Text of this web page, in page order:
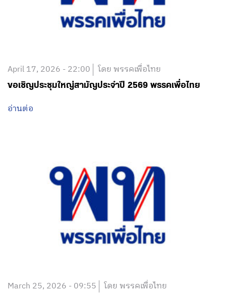
April 17, 2026 - 22:00 โดย พรรคเพื่อไทย
ขอเชิญประชุมใหญ่สามัญประจำปี 2569 พรรคเพื่อไทย
อ่านต่อ
March 25, 2026 - 09:55 โดย พรรคเพื่อไทย